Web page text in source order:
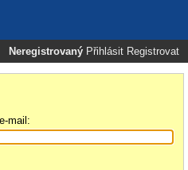
Neregistrovaný Přihlásit Registrovat
mail: